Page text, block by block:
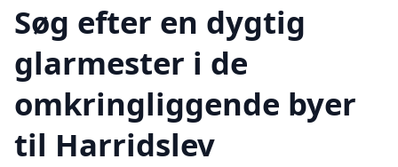
Søg efter en dygtig
glarmester i de
omkringliggende byer
til Harridslev